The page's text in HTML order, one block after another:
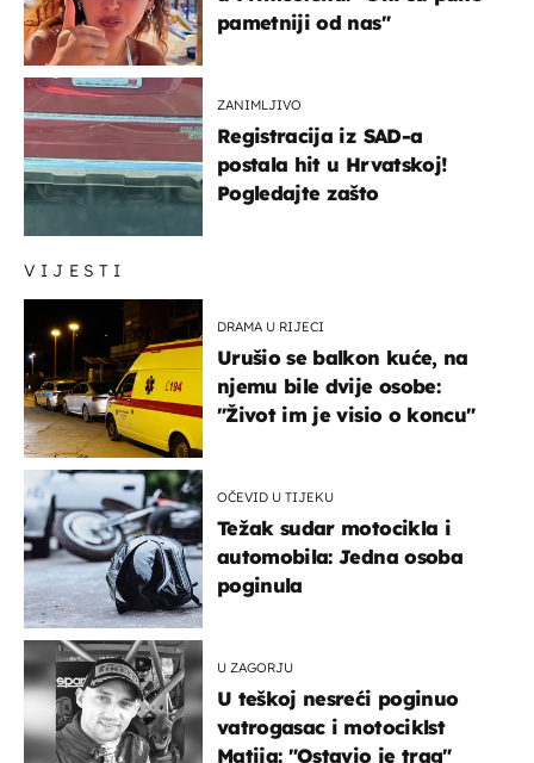
VIJESTI
DRAMA U RIJECI
Urušio se balkon kuće, na
njemu bile dvije osobe:
"Život im je visio o koncu"
OČEVID U TIJEKU
Težak sudar motocikla i
automobila: Jedna osoba
poginula
U ZAGORJU
U teškoj nesreći poginuo
vatrogasac i motociklst
Matija: "Ostavio je trag"
pametniji od nas"
ZANIMLJIVO
Registracija iz SAD-a
postala hit u Hrvatskoj!
Pogledajte zašto